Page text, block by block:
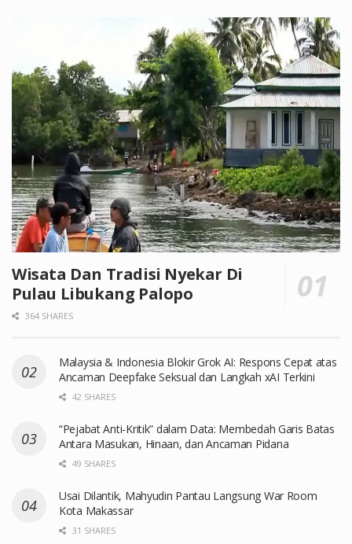
Wisata Dan Tradisi Nyekar Di
Pulau Libukang Palopo
364 SHARES
Malaysia & Indonesia Blokir Grok AI: Respons Cepat atas
Ancaman Deepfake Seksual dan Langkah xAI Terkini
42 SHARES
“Pejabat Anti-Kritik” dalam Data: Membedah Garis Batas
Antara Masukan, Hinaan, dan Ancaman Pidana
49 SHARES
Usai Dilantik, Mahyudin Pantau Langsung War Room
Kota Makassar
31 SHARES